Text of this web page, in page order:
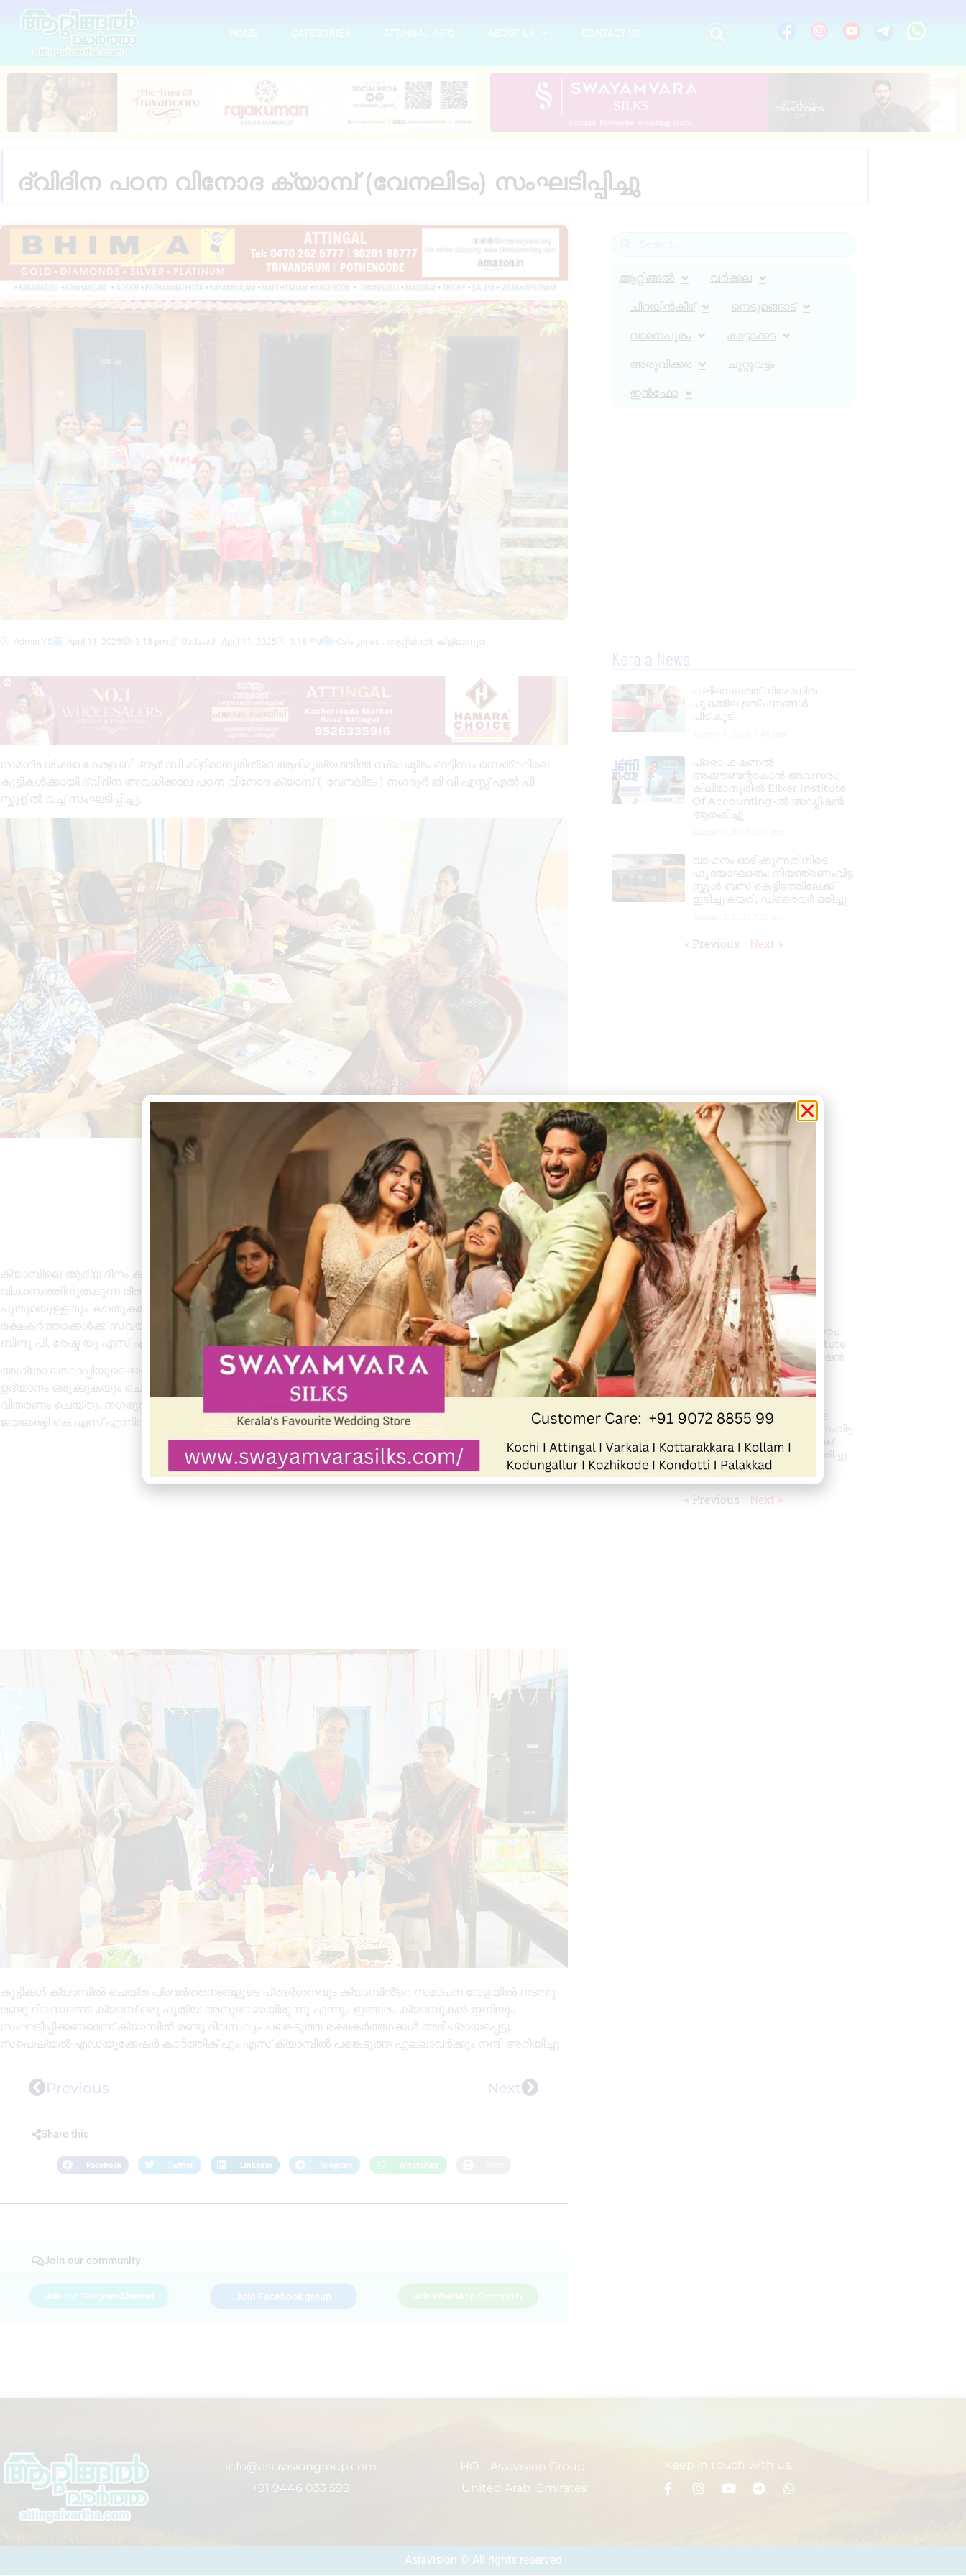
HOME CATEGORIES ATTINGAL INFO ABOUT US CONTACT US
ദ്വിദിന പഠന വിനോദ ക്യാമ്പ് (വേനലിടം) സംഘടിപ്പിച്ചു
Admin YS April 11, 2025 3:18 pm Updated : April 11, 2025 3:18 PM Categories : ആറ്റിങ്ങൽ കിളിമാനൂർ
സമഗ്ര ശിക്ഷാ കേരള ബി ആർ സി കിളിമാനൂരിൻ്റെ ആഭിമുഖ്യത്തിൽ സ്പെക്ട്രം ഓട്ടിസം സെൻ്ററിലെ
കുട്ടികൾക്കായി ദ്വിദിന അവധിക്കാല പഠന വിനോദ ക്യാമ്പ് ( വേനലിടം) നഗരൂർ ജി വി എസ്സ് എൽ പി
സ്കൂളിൽ വച്ച് സംഘടിപ്പിച്ചു.
ക്യാമ്പിലെ ആദ്യ ദിനം കുട്ടികൾക്കായി വിവിധ കോർണറുകളിൽ കലാകായിക നൈപുണി
വികാസത്തിനുതകുന്ന രീതിയിലുള്ള വിവിധയിനം പ്രവർത്തനങ്ങൾ ഒരുക്കി കുട്ടികൾക്ക് വളരെയധികം
പുതുമയുള്ളതും കൗതുകമുളവാക്കുന്നതുമായ പ്രവർത്തനങ്ങളാണ് ക്യാമ്പിൽ നൽകിയത് രണ്ടാം ദിനം
രക്ഷകർത്താക്കൾക്ക് സ്വയംതൊഴിൽ പര്യാപ്തത എന്ന ലക്ഷ്യത്തിൽ സ്പെഷ്യലിസ്റ്റ് അധ്യാപകരായ
ബിന്ദു പി, രേഷ്മ യു എസ് എന്നിവരുടെ നേതൃത്വത്തിൽ ലോഷൻ നിർമ്മാണം പരിശീലനം നൽകി.
അഗ്രോ തെറാപ്പിയുടെ ഭാഗമായി കുട്ടികളും രക്ഷകർത്താക്കളും അധ്യാപകരും ചേർന്ന് ജൈവവൈവിധ്യ
ഉദ്യാനം ഒരുക്കുകയും ചെയ്തു ക്യാമ്പിന്റെ സമാപനം പങ്കെടുത്ത കുട്ടികൾക്കുള്ള സർട്ടിഫിക്കറ്റും മെഡലും
വിതരണം ചെയ്തു. നഗരൂർ ജി വി എസ് എൽ പി സ്കൂൾ എച്ച് എം ജയശ്രീ, സി ആർ സി കോർഡിനേറ്റർ
ജയലക്ഷ്മി കെ എസ് എന്നിവർ ചേർന്ന് കുട്ടികൾക്കായുള്ള സർട്ടിഫിക്കറ്റ് വിതരണം ചെയ്തു.
കുട്ടികൾ ക്യാമ്പിൽ ചെയ്ത പ്രവർത്തനങ്ങളുടെ പ്രദർശനവും ക്യാമ്പിൻ്റെ സമാപന വേളയിൽ നടന്നു
രണ്ടു ദിവസത്തെ ക്യാമ്പ് ഒരു പുതിയ അനുഭവമായിരുന്നു എന്നും ഇത്തരം ക്യാമ്പുകൾ ഇനിയും
സംഘടിപ്പിക്കണമെന്ന് ക്യാമ്പിൽ രണ്ടു ദിവസവും പങ്കെടുത്ത രക്ഷകർത്താക്കൾ അഭിപ്രായപ്പെട്ടു.
സ്പെഷ്യൽ എഡ്യൂക്കേഷർ കാർത്തിക് എം എസ് ക്യാമ്പിൽ പങ്കെടുത്ത എല്ലാവർക്കും നന്ദി അറിയിച്ചു
Previous Next
Share this
Facebook Twitter LinkedIn Telegram WhatsApp
Join our community
Join our Telegram Channel Join Facebook group Join WhatsApp Community
ആറ്റിങ്ങൽ വർക്കല
ചിറയിൻകീഴ് നെടുമങ്ങാട്
വാമനപുരം കാട്ടാക്കട
അരുവിക്കര ചുറ്റുവട്ടം
ഇൻഫോ
Kerala News
കല്ലമ്പലത്ത് നിരോധിത
പുകയില ഉത്പന്നങ്ങൾ
പിടികൂടി.
പ്രൊഫഷണൽ
അക്കൗണ്ടന്റാകാൻ അവസരം;
കിലിമാനൂരിൽ Elixer Institute
Of Accounting-ൽ അഡ്മിഷൻ
ആരംഭിച്ചു
വാഹനം ഓടിക്കുന്നതിനിടെ
ഹൃദയാഘാതം; നിയന്ത്രണംവിട്ട
സ്കൂൾ ബസ് കെട്ടിടത്തിലേക്ക്
ഇടിച്ചുകയറി, ഡ്രൈവർ മരിച്ചു
« Previous Next »
More Posts
കല്ലമ്പലത്ത് നിരോധിത
പുകയില ഉത്പന്നങ്ങൾ
പിടികൂടി.
August 8, 2026 2:48 pm
പ്രൊഫഷണൽ
അക്കൗണ്ടന്റാകാൻ അവസരം;
കിലിമാനൂരിൽ Elixer Institute
Of Accounting-ൽ അഡ്മിഷൻ
ആരംഭിച്ചു
August 6, 20263:37 pm
വാഹനം ഓടിക്കുന്നതിനിടെ
ഹൃദയാഘാതം; നിയന്ത്രണംവിട്ട
സ്കൂൾ ബസ് കെട്ടിടത്തിലേക്ക്
ഇടിച്ചുകയറി, ഡ്രൈവർ മരിച്ചു
August 5, 20267:39 pm
« Previous Next »
info@asiavisiongroup.com
+91 9446 033 599
HO – Asiavision Group
United Arab Emirates
Keep in touch with us.
Asiavision © All rights reserved